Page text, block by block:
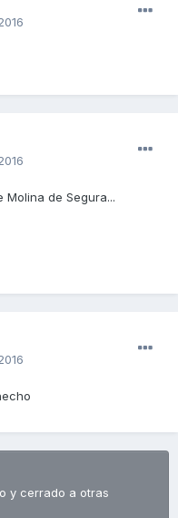
de Segura...
y cerrado a otras